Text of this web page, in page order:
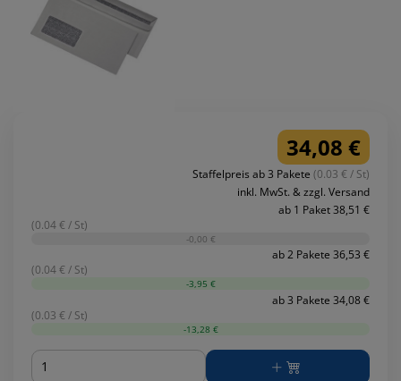
34,08 €
Staffelpreis ab 3 Pakete (0.03 € / St)
inkl. MwSt. & zzgl. Versand
ab 1 Paket 38,51 €
(0.04 € / St)
-0,00 €
ab 2 Pakete 36,53 €
(0.04 € / St)
-3,95 €
ab 3 Pakete 34,08 €
(0.03 € / St)
-13,28 €
Menge